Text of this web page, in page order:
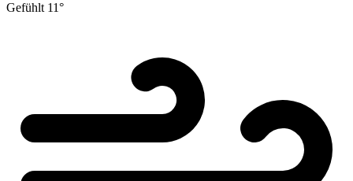
Gefühlt 11°